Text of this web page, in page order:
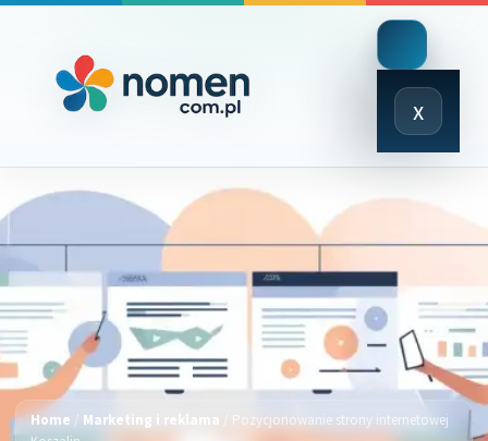
x
Close
Menu
Home / Marketing i reklama
Pozycjonowanie strony internetowej